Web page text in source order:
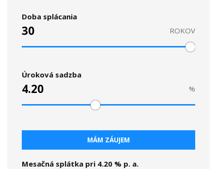
Doba splácania
ROKOV
Úroková sadzba
%
MÁM ZÁUJEM
Mesačná splátka pri 4.20 % p. a.